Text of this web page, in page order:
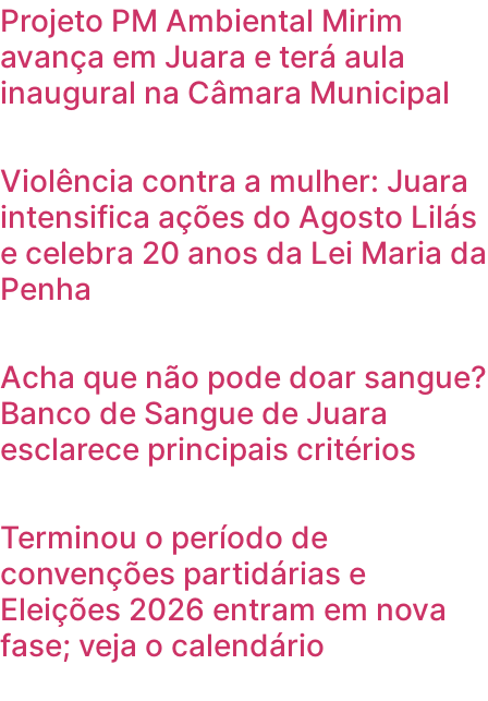
Projeto PM Ambiental Mirim
avança em Juara e terá aula
inaugural na Câmara Municipal
Violência contra a mulher: Juara
intensifica ações do Agosto Lilás
e celebra 20 anos da Lei Maria da
Penha
Acha que não pode doar sangue?
Banco de Sangue de Juara
esclarece principais critérios
Terminou o período de
convenções partidárias e
Eleições 2026 entram em nova
fase; veja o calendário